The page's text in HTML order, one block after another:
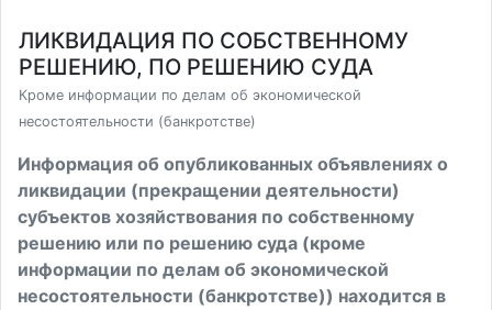
ЛИКВИДАЦИЯ ПО СОБСТВЕННОМУ
РЕШЕНИЮ, ПО РЕШЕНИЮ СУДА
Кроме информации по делам об экономической
несостоятельности (банкротстве)
Информация об опубликованных объявлениях о
ликвидации (прекращении деятельности)
субъектов хозяйствования по собственному
решению или по решению суда (кроме
информации по делам об экономической
несостоятельности (банкротстве)) находится в